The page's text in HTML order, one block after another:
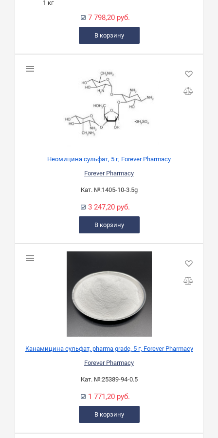
1 кг
7 798,20 руб.
В корзину
Неомицина сульфат, 5 г, Forever Pharmacy
Forever Pharmacy
Кат. №:1405-10-3.5g
3 247,20 руб.
В корзину
Канамицина сульфат, pharma grade, 5 г, Forever Pharmacy
Forever Pharmacy
Кат. №:25389-94-0.5
1 771,20 руб.
В корзину